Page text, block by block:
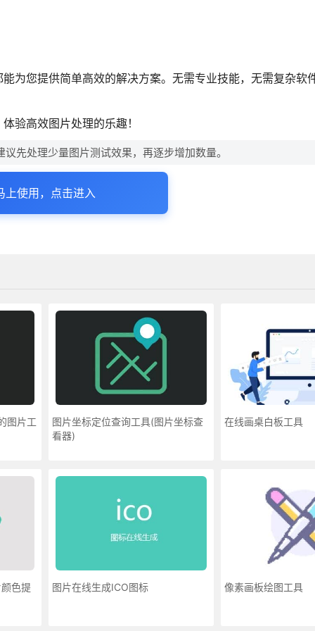
为您提供简单高效的解决方案。无需专业技能，无需复杂软
验高效图片处理的乐趣！
先处理少量图片测试效果，再逐步增加数量。
上使用，点击进入
图片工
图片坐标定位查询工具(图片坐标查
看器)
在线画桌白板工具
色提
图片在线生成ICO图标 像素画板绘图工具